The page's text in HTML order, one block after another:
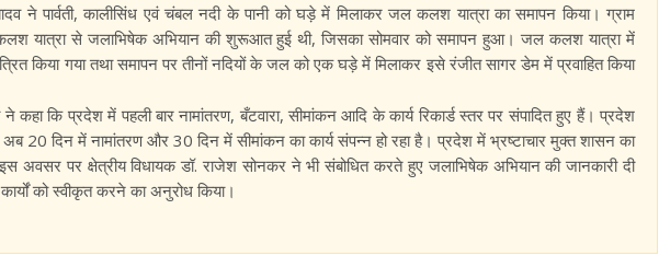
ने पार्वती, कालीसिंध एवं चंबल नदी के पानी को घड़े में मिलाकर जल कलश यात्रा का समापन किया। ग्राम
यात्रा से जलाभिषेक अभियान की शुरूआत हुई थी, जिसका सोमवार को समापन हुआ। जल कलश यात्रा में
किया गया तथा समापन पर तीनों नदियों के जल को एक घड़े में मिलाकर इसे रंजीत सागर डेम में प्रवाहित किया
ने कहा कि प्रदेश में पहली बार नामांतरण, बँटवारा, सीमांकन आदि के कार्य रिकार्ड स्तर पर संपादित हुए हैं। प्रदेश
20 दिन में नामांतरण और 30 दिन में सीमांकन का कार्य संपन्न हो रहा है। प्रदेश में भ्रष्टाचार मुक्त शासन का
अवसर पर क्षेत्रीय विधायक डॉ. राजेश सोनकर ने भी संबोधित करते हुए जलाभिषेक अभियान की जानकारी दी
को स्वीकृत करने का अनुरोध किया।